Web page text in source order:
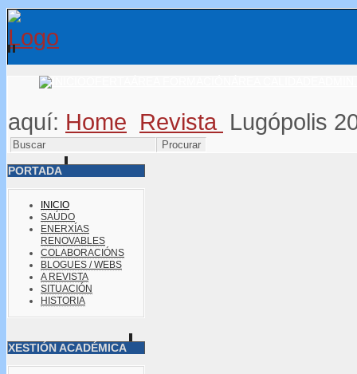
aquí: Home Revista Lugópolis
PORTADA
INICIO
SAÚDO
ENERXÍAS
RENOVABLES
COLABORACIÓNS
BLOGUES / WEBS
A REVISTA
SITUACIÓN
HISTORIA
XESTIÓN ACADÉMICA